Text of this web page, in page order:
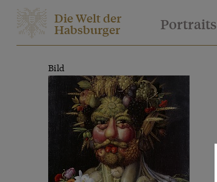
Die Welt der
Habsburger Portraits
Bild